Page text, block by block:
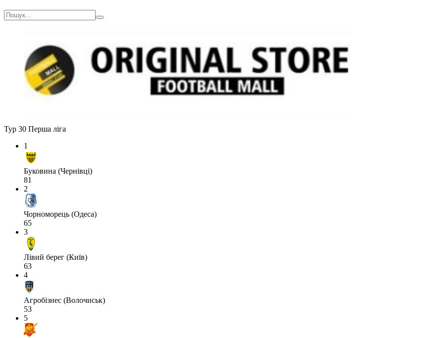
Тур 30 Перша ліга
1
Буковина (Чернівці)
81
2
Чорноморець (Одеса)
65
3
Лівий берег (Київ)
63
4
Агробізнес (Волочиськ)
53
5